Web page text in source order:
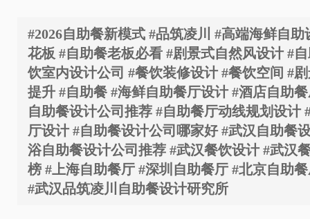
#2026自助餐新模式 #品筑凌川 #高端海鲜自
花板 #自助餐老板必看 #剧景式自然风设计 #
饮室内设计公司 #餐饮装修设计 #餐饮空间 #
提升 #自助餐 #海鲜自助餐厅设计 #酒店自助
自助餐设计公司推荐 #自助餐厅动线规划设计
厅设计 #自助餐设计公司哪家好 #武汉自助餐
浴自助餐设计公司推荐 #武汉餐饮设计 #武汉
榜 #上海自助餐厅 #深圳自助餐厅 #北京自助
#武汉品筑凌川自助餐设计研究所